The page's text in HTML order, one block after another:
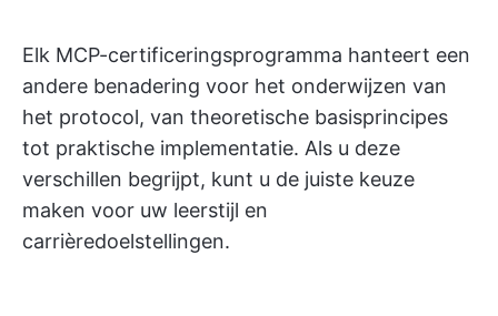
Elk MCP-certificeringsprogramma hanteert een
andere benadering voor het onderwijzen van
het protocol, van theoretische basisprincipes
tot praktische implementatie. Als u deze
verschillen begrijpt, kunt u de juiste keuze
maken voor uw leerstijl en
carrièredoelstellingen.